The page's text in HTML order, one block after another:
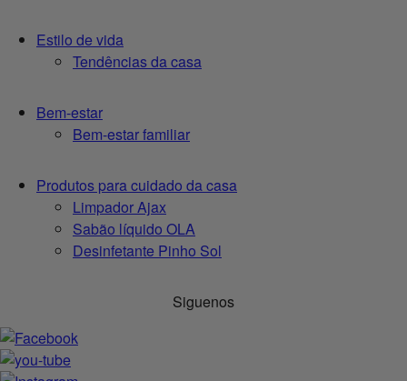
Estilo de vida
Tendências da casa
Bem-estar
Bem-estar familiar
Produtos para cuidado da casa
Limpador Ajax
Sabão líquido OLA
Desinfetante Pinho Sol
Siguenos